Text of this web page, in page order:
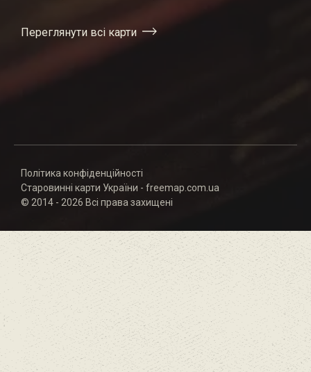
Переглянути всі карти
Політика конфіденційності
Старовинні карти України - freemap.com.ua
© 2014 - 2026 Всі права захищені